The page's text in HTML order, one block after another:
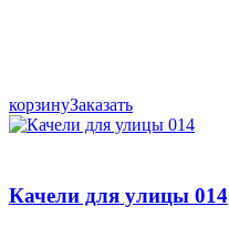
корзинуЗаказать
Качели для улицы 014